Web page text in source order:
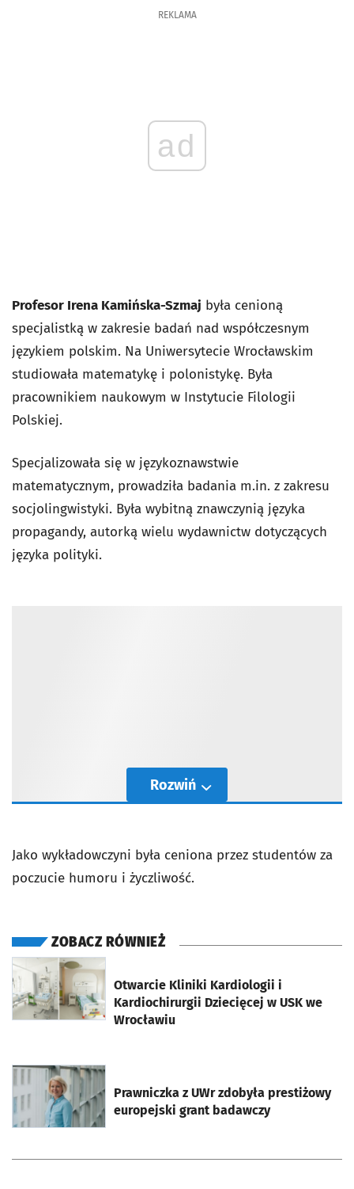
REKLAMA
ad
Profesor Irena Kamińska-Szmaj była cenioną
specjalistką w zakresie badań nad współczesnym
językiem polskim. Na Uniwersytecie Wrocławskim
studiowała matematykę i polonistykę. Była
pracownikiem naukowym w Instytucie Filologii
Polskiej.
Specjalizowała się w językoznawstwie
matematycznym, prowadziła badania m.in. z zakresu
socjolingwistyki. Była wybitną znawczynią języka
propagandy, autorką wielu wydawnictw dotyczących
języka polityki.
Rozwiń
Jako wykładowczyni była ceniona przez studentów za
poczucie humoru i życzliwość.
ZOBACZ RÓWNIEŻ
Otwarcie Kliniki Kardiologii i
Kardiochirurgii Dziecięcej w USK we
Wrocławiu
otworzy się w nowej karcie
Prawniczka z UWr zdobyła prestiżowy
europejski grant badawczy
otworzy się w nowej karcie